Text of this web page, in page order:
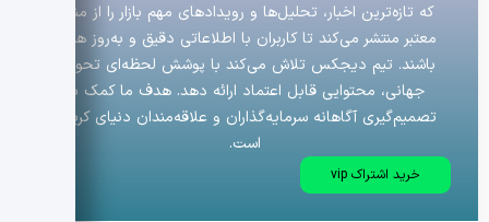
که تازه‌ترین اخبار، تحلیل‌ها و رویدادهای مهم بازار را از منابع
معتبر منتشر می‌کند تا کاربران با اطلاعاتی دقیق و به‌روز همراه
باشند. تیم دیجکس تلاش می‌کند با پوشش لحظه‌ای تحولات
جهانی، محتوایی قابل اعتماد ارائه دهد. هدف ما کمک به
تصمیم‌گیری آگاهانه سرمایه‌گذاران و علاقه‌مندان دنیای کریپتو
است.
خرید اشتراک vip